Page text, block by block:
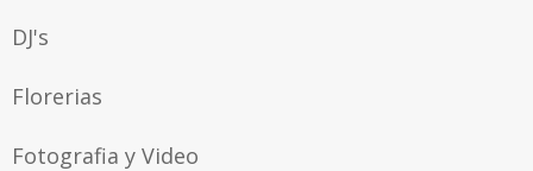
DJ's
Florerias
Fotografia y Video